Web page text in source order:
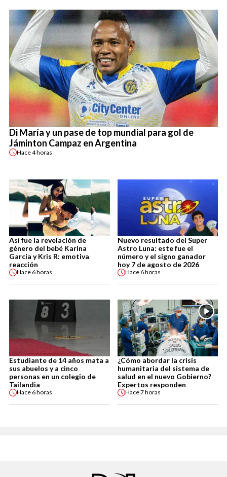
Di María y un pase de top mundial para gol de
Jáminton Campaz en Argentina
Hace4 horas
Así fue la revelación de
género del bebé Karina
García y Kris R: emotiva
reacción
Hace 6 horas
Nuevo resultado del Super
Astro Luna: este fue el
número y el signo ganador
hoy 7 de agosto de 2026
Hace 6 horas
Estudiante de 14 años mata a
sus abuelos y a cinco
personas en un colegio de
Tailandia
Hace 6 horas
¿Cómo abordar la crisis
humanitaria del sistema de
salud en el nuevo Gobierno?
Expertos responden
Hace7 horas